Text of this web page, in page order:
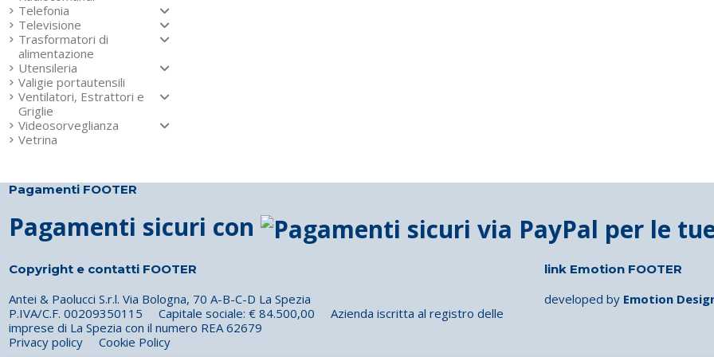
Telefonia
Televisione
Trasformatori di
alimentazione
Utensileria
Valigie portautensili
Ventilatori, Estrattori e
Griglie
Videosorveglianza
Vetrina
Pagamenti FOOTER
Pagamenti sicuri con
Copyright e contatti FOOTER
Antei & Paolucci S.r.l. Via Bologna, 70 A-B-C-D La Spezia
P.IVA/C.F. 00209350115 Capitale sociale: € 84.500,00 Azienda iscritta al registro delle
imprese di La Spezia con il numero REA 62679
Privacy policy
Cookie Policy
link Emotion FOOTER
developed by Emotion